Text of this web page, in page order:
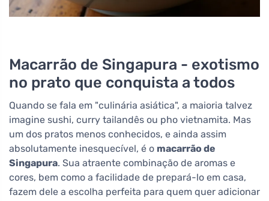
Macarrão de Singapura - exotismo
no prato que conquista a todos
Quando se fala em "culinária asiática", a maioria talvez
imagine sushi, curry tailandês ou pho vietnamita. Mas
um dos pratos menos conhecidos, e ainda assim
absolutamente inesquecível, é o macarrão de
Singapura. Sua atraente combinação de aromas e
cores, bem como a facilidade de prepará-lo em casa,
fazem dele a escolha perfeita para quem quer adicionar